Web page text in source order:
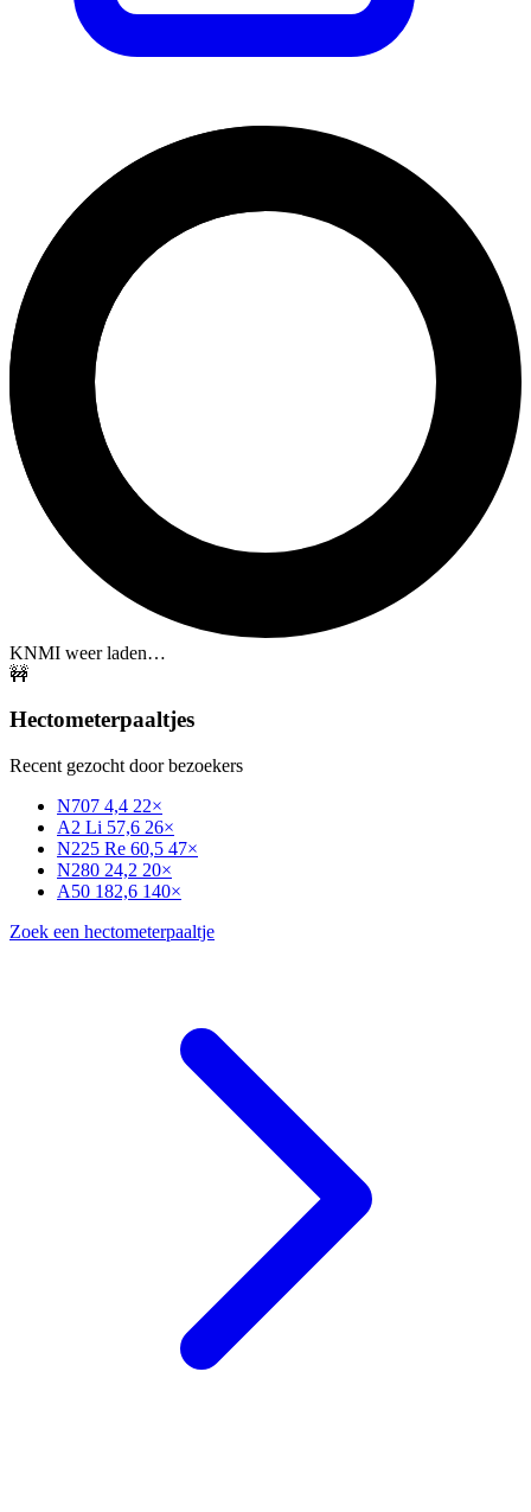
KNMI weer laden…
🚧
Hectometerpaaltjes
Recent gezocht door bezoekers
N707 4,4 22×
A2 Li 57,6 26×
N225 Re 60,5 47×
N280 24,2 20×
A50 182,6 140×
Zoek een hectometerpaaltje